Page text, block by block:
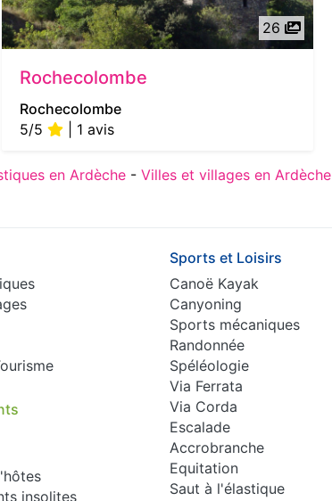
26
Rochecolombe
Rochecolombe
5/5
| 1 avis
en Ardèche - Villes et villages en Ardèche
insolites
Sports et Loisirs
Canoë Kayak
Canyoning
Sports mécaniques
Randonnée
Spéléologie
Via Ferrata
Via Corda
Escalade
Accrobranche
Equitation
Saut à l'élastique